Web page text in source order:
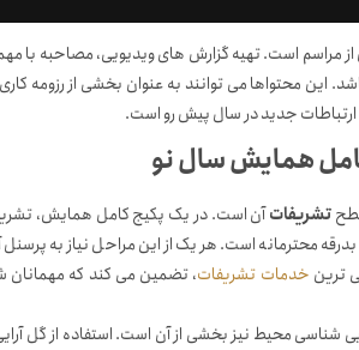
مراسم است. تهیه گزارش های ویدیویی، مصاحبه با
این محتواها می توانند به عنوان بخشی از رزومه
ارتباطات جدید در سال پیش رو است.
همایش سال نو
تشریفاتآن است. در یک پکیج کامل همایش،
محترمانه است. هر یک از این مراحل نیاز به
ترین خدمات تشریفات، تضمین می کند که مهمانان
شناسی محیط نیز بخشی از آن است. استفاده از گل